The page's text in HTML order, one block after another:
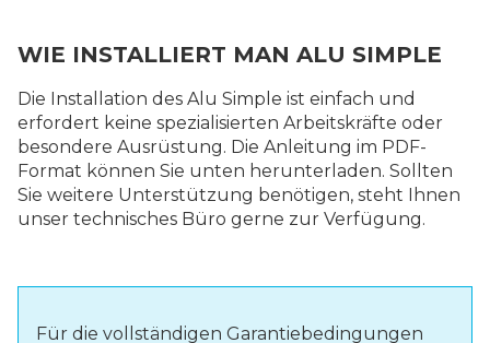
WIE INSTALLIERT MAN ALU SIMPLE
Die Installation des Alu Simple ist einfach und
erfordert keine spezialisierten Arbeitskräfte oder
besondere Ausrüstung. Die Anleitung im PDF-
Format können Sie unten herunterladen. Sollten
Sie weitere Unterstützung benötigen, steht Ihnen
unser technisches Büro gerne zur Verfügung.
Für die vollständigen Garantiebedingungen